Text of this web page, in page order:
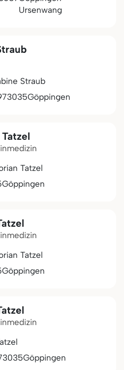
Ursenwang
Straub
73035Göppingen
Tatzel
Göppingen
Tatzel
Göppingen
Göppingen